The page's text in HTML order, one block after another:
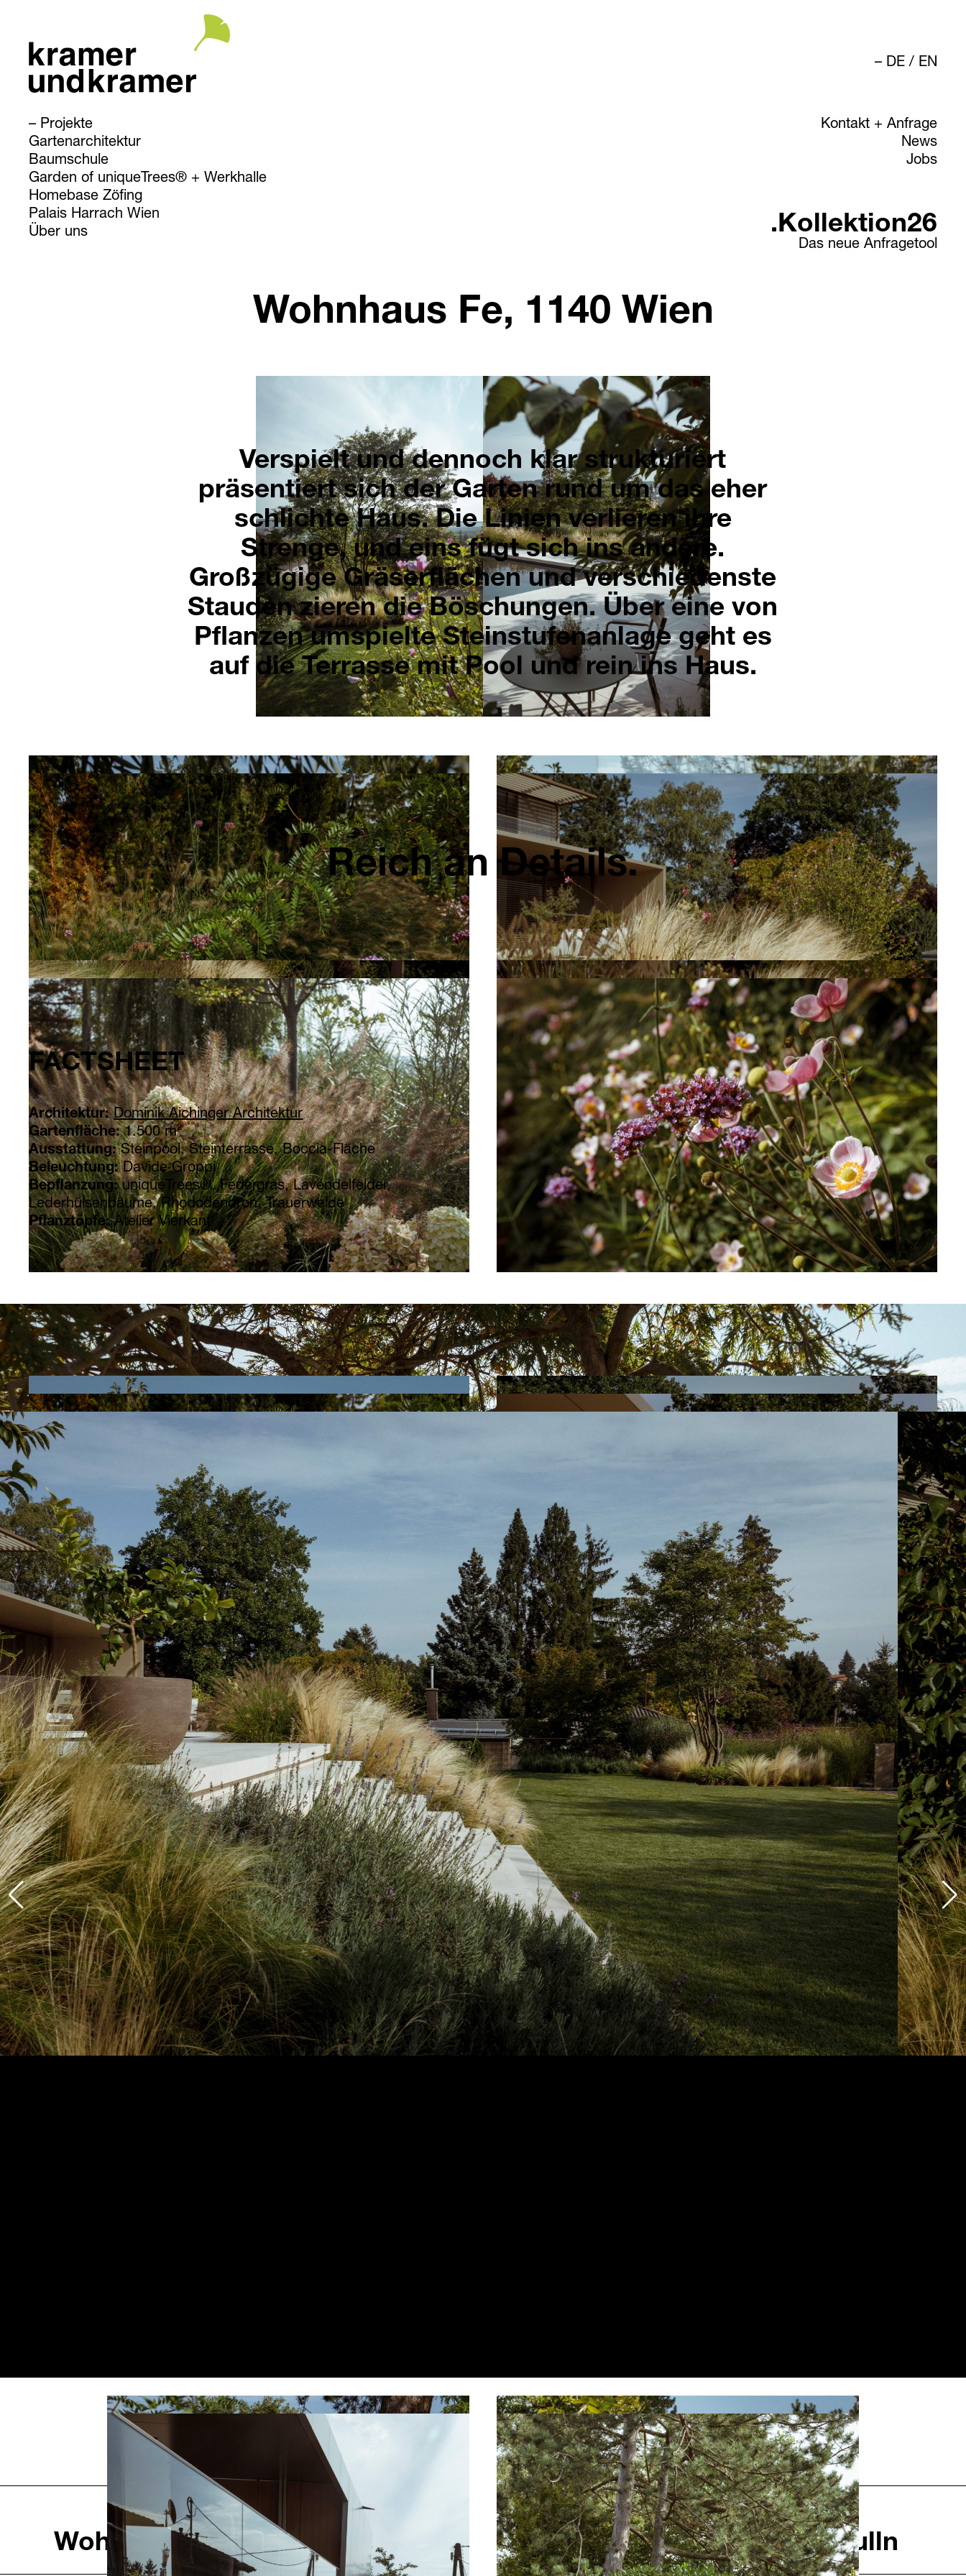
DE/ EN
Projekte
Gartenarchitektur
Baumschule
Garden of uniqueTrees® + Werkhalle
Homebase Zöfing
Palais Harrach Wien
Über uns
Kontakt + Anfrage
News
Jobs
.Kollektion26
Das neue Anfragetool
Wohnhaus Fe, 1140 Wien
Verspielt und dennoch klar strukturiert
präsentiert sich der Garten rund um das eher
schlichte Haus. Die Linien verlieren ihre
Strenge, und eins fügt sich ins andere.
Großzügige Gräserflächen und verschiedenste
Stauden zieren die Böschungen. Über eine von
Pflanzen umspielte Steinstufenanlage geht es
auf die Terrasse mit Pool und rein ins Haus.
Reich an Details.
FACTSHEET
Architektur:Dominik Aichinger Architektur
Gartenfläche:1.500 m²
Ausstattung:Steinpool, Steinterrasse, Boccia-Fläche
Beleuchtung:Davide Groppi
Bepflanzung:uniqueTrees®, Federgras, Lavendelfelder,
Lederhülsenbäume, Rhododendron, Trauerweide
Pflanztöpfe:Atelier Vierkant
Vorheriges
Wohnhaus Hu, Krumpendorf
Nächstes
Restaurant Süddeck, Tulln